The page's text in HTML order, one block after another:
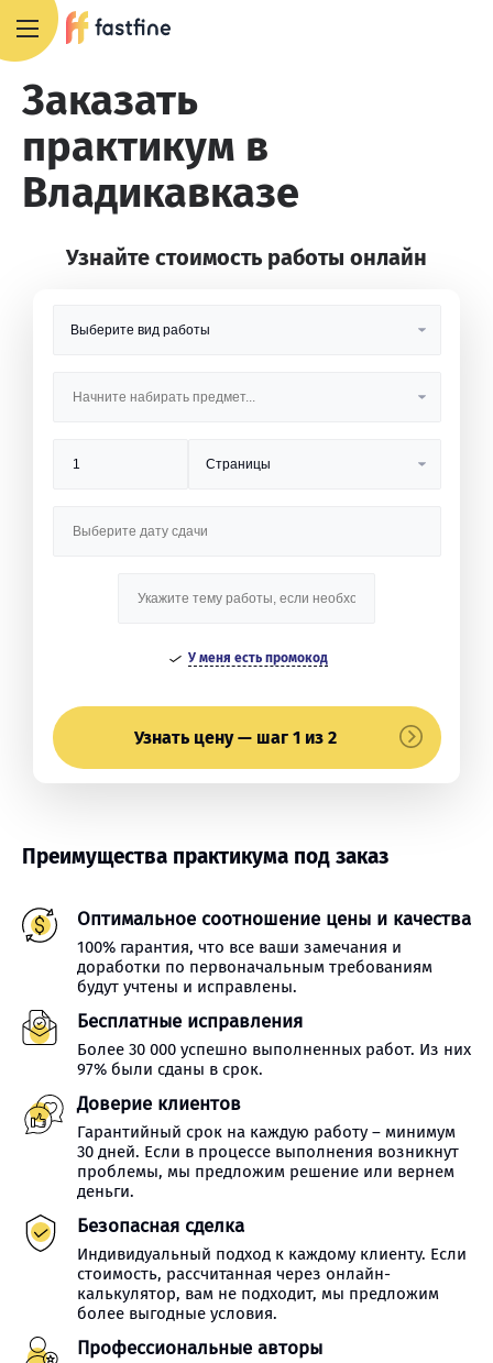
Заказать
практикум в
Владикавказе
Узнайте стоимость работы онлайн
У меня есть промокод
Узнать цену — шаг 1 из 2
Преимущества практикума под заказ
Оптимальное соотношение цены и качества
100% гарантия, что все ваши замечания и
доработки по первоначальным требованиям
будут учтены и исправлены.
Бесплатные исправления
Более 30 000 успешно выполненных работ. Из них
97% были сданы в срок.
Доверие клиентов
Гарантийный срок на каждую работу – минимум
30 дней. Если в процессе выполнения возникнут
проблемы, мы предложим решение или вернем
деньги.
Безопасная сделка
Индивидуальный подход к каждому клиенту. Если
стоимость, рассчитанная через онлайн-
калькулятор, вам не подходит, мы предложим
более выгодные условия.
Профессиональные авторы